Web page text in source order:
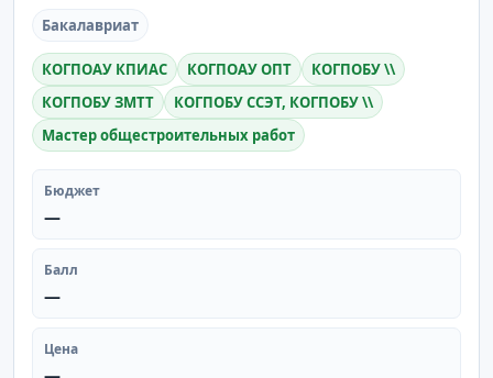
Бакалавриат
КОГПОАУ КПИАС КОГПОАУ ОПТ
КОГПОБУ \\
КОГПОБУ ЗМТТ
КОГПОБУ ССЭТ, КОГПОБУ \\
Мастер общестроительных работ
Бюджет
—
Балл
—
Цена